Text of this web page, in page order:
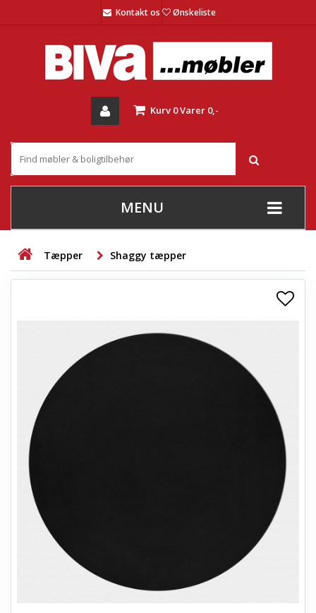
Kontakt os Ønskeliste
Kurv 0Varer 0,-
MENU
+
STUE
+
KONTORMØBLER
OPBEVARING
TÆPPER
HAVEMØBLER
ENTREMØBLER
SPAR PENGE PÅ UDVALGTE VARER
Tæpper Shaggy tæpper